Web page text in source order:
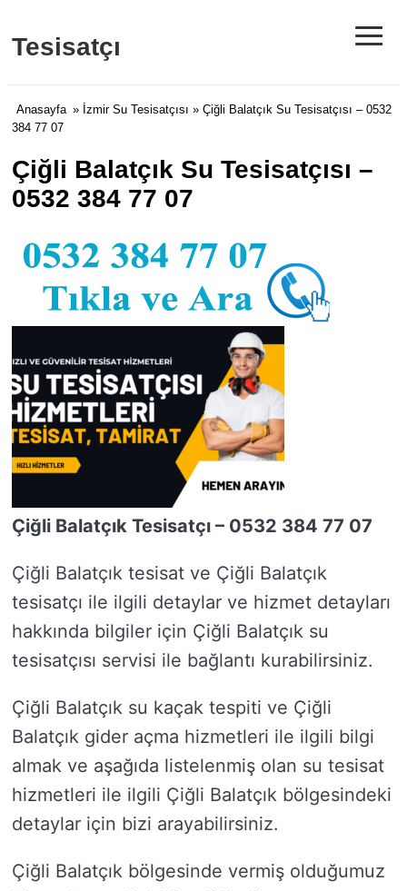
Tesisatçı ≡
Anasayfa » İzmir Su Tesisatçısı » Çiğli Balatçık Su Tesisatçısı – 0532
384 77 07
Çiğli Balatçık Su Tesisatçısı –
0532 384 77 07
Çiğli Balatçık Tesisatçı – 0532 384 77 07
Çiğli Balatçık tesisat ve Çiğli Balatçık
tesisatçı ile ilgili detaylar ve hizmet detayları
hakkında bilgiler için Çiğli Balatçık su
tesisatçısı servisi ile bağlantı kurabilirsiniz.
Çiğli Balatçık su kaçak tespiti ve Çiğli
Balatçık gider açma hizmetleri ile ilgili bilgi
almak ve aşağıda listelenmiş olan su tesisat
hizmetleri ile ilgili Çiğli Balatçık bölgesindeki
detaylar için bizi arayabilirsiniz.
Çiğli Balatçık bölgesinde vermiş olduğumuz